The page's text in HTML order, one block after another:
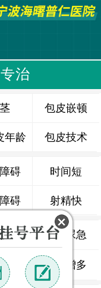
治
年龄
包皮嵌顿
包皮技术
碍
碍
时间短
射精快
痛 尿频尿急
畅 夜尿增多